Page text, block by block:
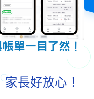
長好放心！